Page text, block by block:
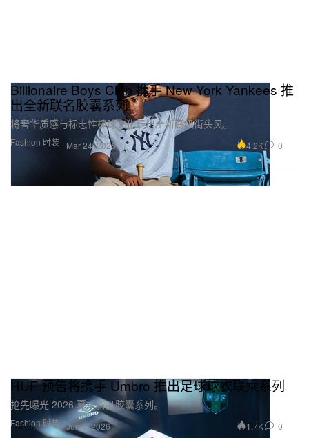
Fashion 时装
Billionaire Boys Club 携手 New York Yankees 推
出全新联名胶囊系列
将奢华质感与标志性棒球文化玩出全新高级街头风。
Mar 24, 2026 4.2K 0
Fashion 时装
HUF 预告将携手 Umbro 推出足球球衣联乘系列
抢先曝光 2026 夏季新品胶囊系列。
Jun 8, 2026 1.7K 0